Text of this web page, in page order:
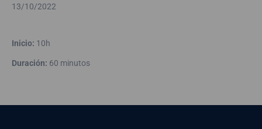
13/10/2022
Inicio: 10h
Duración: 60 minutos